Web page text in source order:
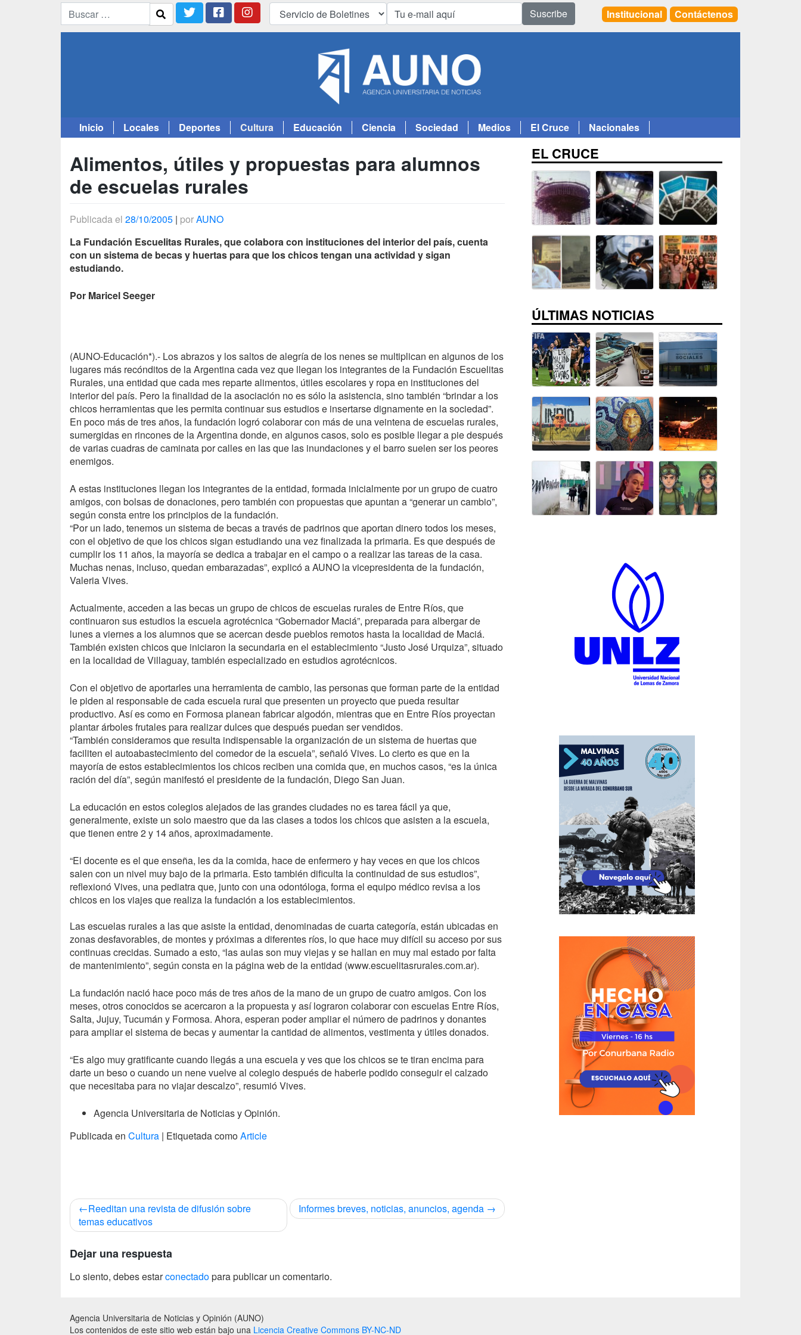
Suscribe Institucional Contáctenos
Inicio Locales Deportes Cultura Educación Ciencia Sociedad Medios El Cruce
Nacionales
Alimentos, útiles y propuestas para alumnos
de escuelas rurales
Publicada el 28/10/2005 | porAUNO
La Fundación Escuelitas Rurales, que colabora con instituciones del interior del país, cuenta
con un sistema de becas y huertas para que los chicos tengan una actividad y sigan
estudiando.
Por Maricel Seeger
(AUNO-Educación*).- Los abrazos y los saltos de alegría de los nenes se multiplican en algunos de los
lugares más recónditos de la Argentina cada vez que llegan los integrantes de la Fundación Escuelitas
Rurales, una entidad que cada mes reparte alimentos, útiles escolares y ropa en instituciones del
interior del país. Pero la finalidad de la asociación no es sólo la asistencia, sino también “brindar a los
chicos herramientas que les permita continuar sus estudios e insertarse dignamente en la sociedad”.
En poco más de tres años, la fundación logró colaborar con más de una veintena de escuelas rurales,
sumergidas en rincones de la Argentina donde, en algunos casos, solo es posible llegar a pie después
de varias cuadras de caminata por calles en las que las inundaciones y el barro suelen ser los peores
enemigos.
A estas instituciones llegan los integrantes de la entidad, formada inicialmente por un grupo de cuatro
amigos, con bolsas de donaciones, pero también con propuestas que apuntan a “generar un cambio”,
según consta entre los principios de la fundación.
“Por un lado, tenemos un sistema de becas a través de padrinos que aportan dinero todos los meses,
con el objetivo de que los chicos sigan estudiando una vez finalizada la primaria. Es que después de
cumplir los 11 años, la mayoría se dedica a trabajar en el campo o a realizar las tareas de la casa.
Muchas nenas, incluso, quedan embarazadas”, explicó aAUNO la vicepresidenta de la fundación,
Valeria Vives.
Actualmente, acceden a las becas un grupo de chicos de escuelas rurales de Entre Ríos, que
continuaron sus estudios la escuela agrotécnica “Gobernador Maciá”, preparada para albergar de
lunes a viernes a los alumnos que se acercan desde pueblos remotos hasta la localidad de Maciá.
También existen chicos que iniciaron la secundaria en el establecimiento “Justo José Urquiza”, situado
en la localidad de Villaguay, también especializado en estudios agrotécnicos.
Con el objetivo de aportarles una herramienta de cambio, las personas que forman parte de la entidad
le piden al responsable de cada escuela rural que presenten un proyecto que pueda resultar
productivo. Así es como en Formosa planean fabricar algodón, mientras que en Entre Ríos proyectan
plantar árboles frutales para realizar dulces que después puedan ser vendidos.
“También consideramos que resulta indispensable la organización de un sistema de huertas que
faciliten el autoabastecimiento del comedor de la escuela”, señaló Vives. Lo cierto es que en la
mayoría de estos establecimientos los chicos reciben una comida que, en muchos casos, “es la única
ración del día”, según manifestó el presidente de la fundación, Diego San Juan.
La educación en estos colegios alejados de las grandes ciudades no es tarea fácil ya que,
generalmente, existe un solo maestro que da las clases a todos los chicos que asisten a la escuela,
que tienen entre 2 y 14 años, aproximadamente.
“El docente es el que enseña, les da la comida, hace de enfermero y hay veces en que los chicos
salen con un nivel muy bajo de la primaria. Esto también dificulta la continuidad de sus estudios”,
reflexionó Vives, una pediatra que, junto con una odontóloga, forma el equipo médico revisa a los
chicos en los viajes que realiza la fundación a los establecimientos.
Las escuelas rurales a las que asiste la entidad, denominadas de cuarta categoría, están ubicadas en
zonas desfavorables, de montes y próximas a diferentes ríos, lo que hace muy difícil su acceso por sus
continuas crecidas. Sumado a esto, “las aulas son muy viejas y se hallan en muy mal estado por falta
de mantenimiento”, según consta en la página web de la entidad (www.escuelitasrurales.com.ar).
La fundación nació hace poco más de tres años de la mano de un grupo de cuatro amigos. Con los
meses, otros conocidos se acercaron a la propuesta y así lograron colaborar con escuelas Entre Ríos,
Salta, Jujuy, Tucumán y Formosa. Ahora, esperan poder ampliar el número de padrinos y donantes
para ampliar el sistema de becas y aumentar la cantidad de alimentos, vestimenta y útiles donados.
“Es algo muy gratificante cuando llegás a una escuela y ves que los chicos se te tiran encima para
darte un beso o cuando un nene vuelve al colegio después de haberle podido conseguir el calzado
que necesitaba para no viajar descalzo”, resumió Vives.
Agencia Universitaria de Noticias y Opinión.
Publicada en Cultura | Etiquetada comoArticle
Navegación
de
Reeditan una revista de difusión sobre
temas educativos
Informes breves, noticias, anuncios, agenda
Dejar una respuesta
Lo siento, debes estarconectadopara publicar un comentario.
EL CRUCE
ÚLTIMAS NOTICIAS
Agencia Universitaria de Noticias y Opinión (AUNO)
Los contenidos de este sitio web están bajo una Licencia Creative Commons BY-NC-ND